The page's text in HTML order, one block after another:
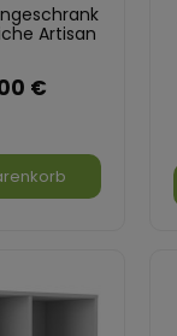
Artisan
€